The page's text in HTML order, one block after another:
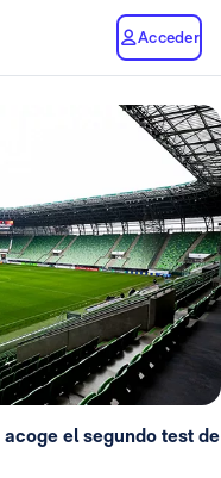
Acceder
el segundo test de